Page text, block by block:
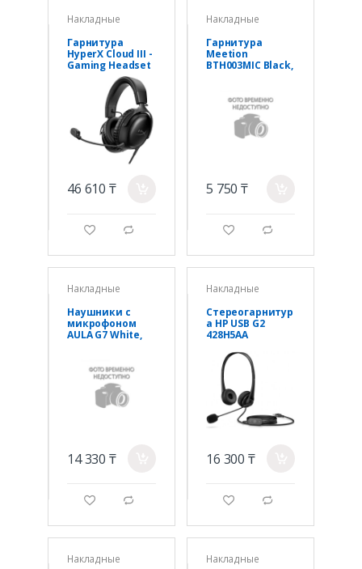
Накладные
Гарнитура
HyperX Cloud III -
Gaming Headset
(Black) 727A8AA
46 610 ₸
g d
Накладные
Гарнитура
Meetion
BTH003MIC Black,
116±3db, BT5.3
5 750 ₸
g d
Накладные
Наушники с
микрофоном
AULA G7 White,
14 330 ₸
g d
Накладные
Стереогарнитур
а HP USB G2
428H5AA
16 300 ₸
g d
Накладные
Накладные